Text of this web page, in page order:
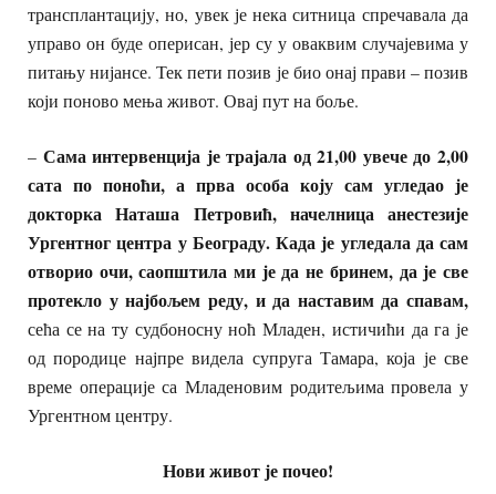
трансплантацију, но, увек је нека ситница спречавала да
управо он буде оперисан, јер су у оваквим случајевима у
питању нијансе. Тек пети позив је био онај прави – позив
који поново мења живот. Овај пут на боље.
– Сама интервенција је трајала од 21,00 увече до 2,00
сата по поноћи, а прва особа коју сам угледао је
докторка Наташа Петровић, начелница анестезије
Ургентног центра у Београду. Када је угледала да сам
отворио очи, саопштила ми је да не бринем, да је све
протекло у најбољем реду, и да наставим да спавам,
сећа се на ту судбоносну ноћ Младен, истичићи да га је
од породице најпре видела супруга Тамара, која је све
време операције са Младеновим родитељима провела у
Ургентном центру.
Нови живот је почео!